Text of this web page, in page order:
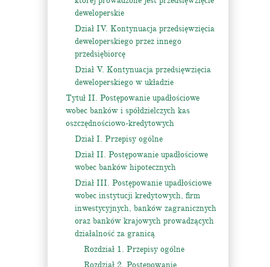
deweloperskie
Dział IV. Kontynuacja przedsięwzięcia
deweloperskiego przez innego
przedsiębiorcę
Dział V. Kontynuacja przedsięwzięcia
deweloperskiego w układzie
Tytuł II. Postępowanie upadłościowe
wobec banków i spółdzielczych kas
oszczędnościowo-kredytowych
Dział I. Przepisy ogólne
Dział II. Postępowanie upadłościowe
wobec banków hipotecznych
Dział III. Postępowanie upadłościowe
wobec instytucji kredytowych, firm
inwestycyjnych, banków zagranicznych
oraz banków krajowych prowadzących
działalność za granicą
Rozdział 1. Przepisy ogólne